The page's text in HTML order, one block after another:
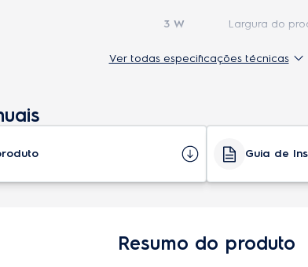
3 W
temperado
Não
Sim
Sim
Largura do
Altura do nicho
Origem
Garantia do
Classificação
Ver todas especificações técnicas
Guia de
Resumo do produto